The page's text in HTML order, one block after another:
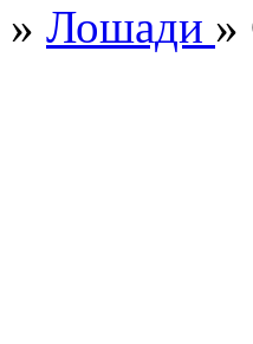
» Лошади »